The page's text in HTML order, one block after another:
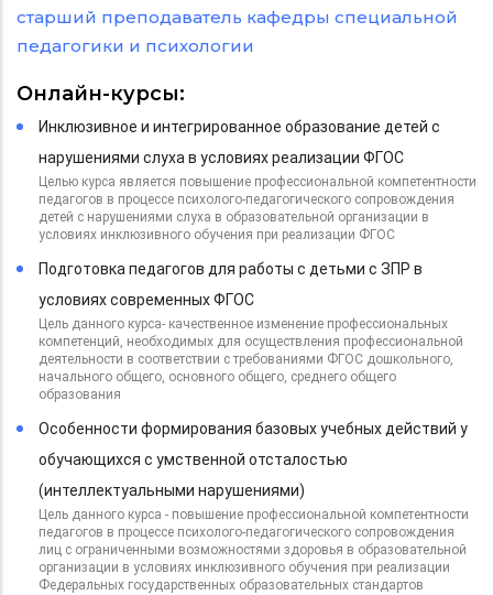
старший преподаватель кафедры специальной
педагогики и психологии
Онлайн-курсы:
Инклюзивное и интегрированное образование детей с
нарушениями слуха в условиях реализации ФГОС
Целью курса является повышение профессиональной компетентности
педагогов в процессе психолого-педагогического сопровождения
детей с нарушениями слуха в образовательной организации в
условиях инклюзивного обучения при реализации ФГОС
Подготовка педагогов для работы с детьми с ЗПР в
условиях современных ФГОС
Цель данного курса- качественное изменение профессиональных
компетенций, необходимых для осуществления профессиональной
деятельности в соответствии с требованиями ФГОС дошкольного,
начального общего, основного общего, среднего общего
образования
Особенности формирования базовых учебных действий у
обучающихся с умственной отсталостью
(интеллектуальными нарушениями)
Цель данного курса - повышение профессиональной компетентности
педагогов в процессе психолого-педагогического сопровождения
лиц с ограниченными возможностями здоровья в образовательной
организации в условиях инклюзивного обучения при реализации
Федеральных государственных образовательных стандартов